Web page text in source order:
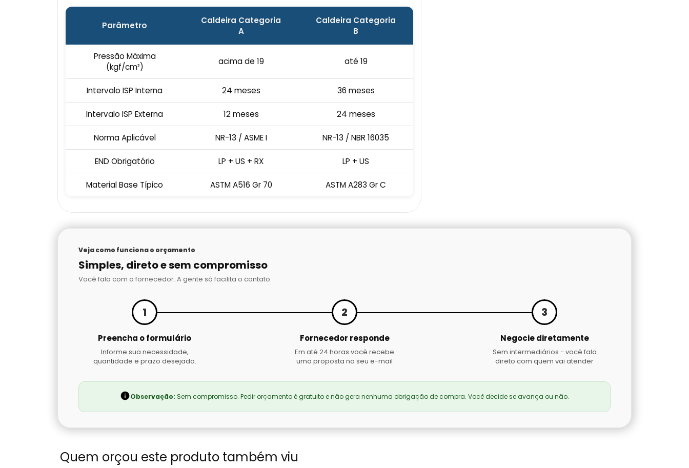
Parâmetro
Caldeira Categoria
A
Caldeira Categoria
B
Pressão Máxima
(kgf/cm²)
acima de 19 até 19
Intervalo ISP Interna 24 meses 36 meses
Intervalo ISP Externa 12 meses 24 meses
Norma Aplicável NR-13 / ASME I NR-13 / NBR 16035
END Obrigatório LP + US + RX LP + US
Material Base Típico ASTM A516 Gr 70 ASTM A283 Gr C
Veja como funciona o orçamento
Simples, direto e sem compromisso
Você fala com o fornecedor. A gente só facilita o contato.
1
Preencha o formulário
Informe sua necessidade,
quantidade e prazo desejado.
2
Fornecedor responde
Em até 24 horas você recebe
uma proposta no seu e-mail
3
Negocie diretamente
Sem intermediários - você fala
direto com quem vai atender
Observação: Sem compromisso. Pedir orçamento é gratuito e não gera nenhuma obrigação de compra. Você decide se avança ou não.
Quem orçou este produto também viu